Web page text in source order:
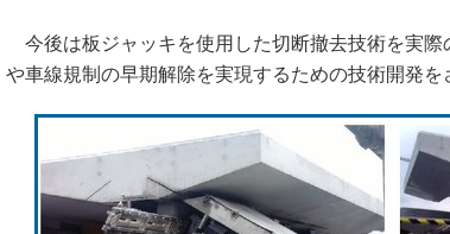
今後は板ジャッキを使用した切断撤去技術を実
や車線規制の早期解除を実現するための技術開発を